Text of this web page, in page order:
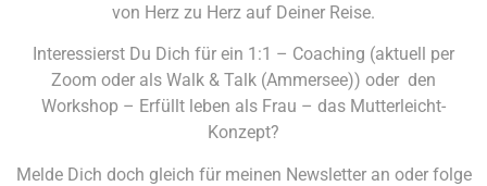
von Herz zu Herz auf Deiner Reise.
Interessierst Du Dich für ein 1:1 – Coaching (aktuell per
Zoom oder als Walk & Talk (Ammersee)) oder den
Workshop – Erfüllt leben als Frau – das Mutterleicht-
Konzept?
Melde Dich doch gleich für meinen Newsletter an oder folge